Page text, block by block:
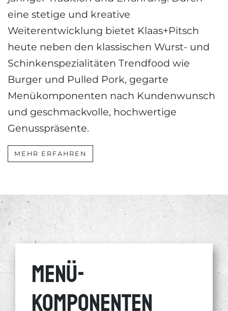
eine stetige und kreative
Weiterentwicklung bietet Klaas+Pitsch
heute neben den klassischen Wurst- und
Schinkenspezialitäten Trendfood wie
Burger und Pulled Pork, gegarte
Menükomponenten nach Kundenwunsch
und geschmackvolle, hochwertige
Genusspräsente.
MEHR ERFAHREN
Menü­
komponenten